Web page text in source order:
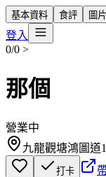
基本資料 食評 圖片
登入
0/0 >
那個
營業中
九龍觀塘鴻圖道
打卡